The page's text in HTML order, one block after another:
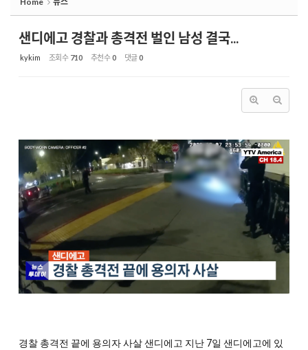
샌디에고 경찰과 총격전 벌인 남성 결국...
kykim 조회 수 710 추천 수0 댓글0
경찰 총격전 끝에 용의자 사살 샌디에고 지난 7일 샌디에고에 있